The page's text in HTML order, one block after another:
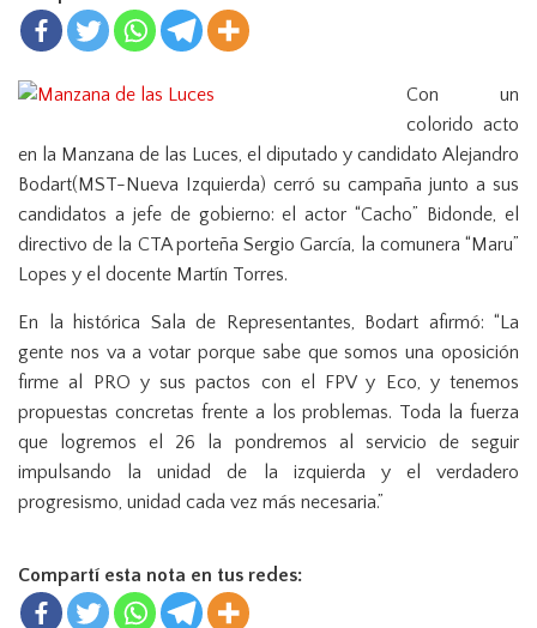
Con un
colorido acto
en la Manzana de las Luces, el diputado y candidato Alejandro
Bodart(MST-Nueva Izquierda) cerró su campaña junto a sus
candidatos a jefe de gobierno: el actor “Cacho” Bidonde, el
directivo de la CTA porteña Sergio García, la comunera “Maru”
Lopes y el docente Martín Torres.
En la histórica Sala de Representantes, Bodart afirmó: “La
gente nos va a votar porque sabe que somos una oposición
firme al PRO y sus pactos con el FPV y Eco, y tenemos
propuestas concretas frente a los problemas. Toda la fuerza
que logremos el 26 la pondremos al servicio de seguir
impulsando la unidad de la izquierda y el verdadero
progresismo, unidad cada vez más necesaria.”
Compartí esta nota en tus redes: